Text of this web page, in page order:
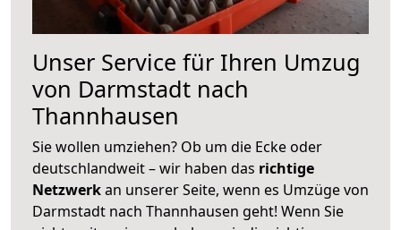
Unser Service für Ihren Umzug
von Darmstadt nach
Thannhausen
Sie wollen umziehen? Ob um die Ecke oder
deutschlandweit – wir haben das richtige
Netzwerkan unserer Seite, wenn es Umzüge von
Darmstadt nach Thannhausen geht! Wenn Sie